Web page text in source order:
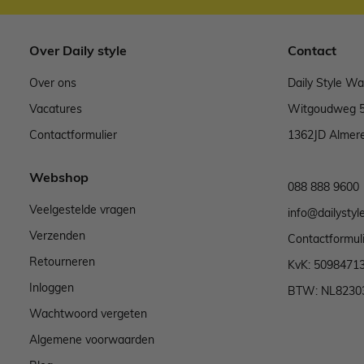
Over Daily style
Over ons
Vacatures
Contactformulier
Webshop
Veelgestelde vragen
Verzenden
Retourneren
Inloggen
Wachtwoord vergeten
Algemene voorwaarden
Contact
Daily Style
Witgoudweg
1362JD
088 888 9600
KvK:
BTW: